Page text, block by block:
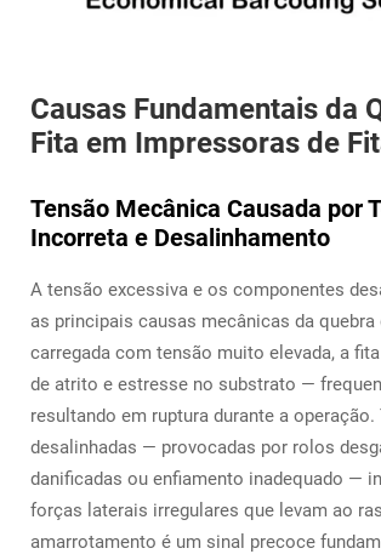
Causas Fundamentais da
Fita em Impressoras de
Tensão Mecânica Causada por
Incorreta e Desalinhamento
A tensão excessiva e os componentes
as principais causas mecânicas da quebra
carregada com tensão muito elevada, a
de atrito e estresse no substrato —
resultando em ruptura durante a operação.
desalinhadas — provocadas por rolos
danificadas ou enfiamento inadequado —
forças laterais irregulares que levam ao
amarrotamento é um sinal precoce